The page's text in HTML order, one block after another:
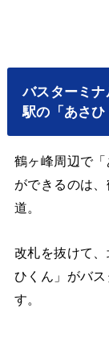
バスターミ
駅の「あさひ
鶴ヶ峰周辺で
ができるのは
道。
改札を抜けて
ひくん」がバ
す。